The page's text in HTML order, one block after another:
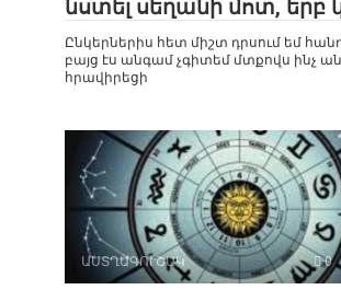
նստել սեղանի մոտ, երբ
Ընկերներիս հետ միշտ դրսում եմ
բայց էս անգամ չգիտեմ մտքովս ինչ
հրավիրեցի
ԱՍՏՂԱԳՈՒՇԱԿ 0